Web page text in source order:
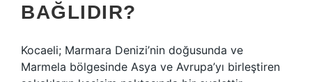
BAĞLIDIR?
Kocaeli; Marmara Denizi’nin doğusunda ve
Marmela bölgesinde Asya ve Avrupa’yı birleştiren